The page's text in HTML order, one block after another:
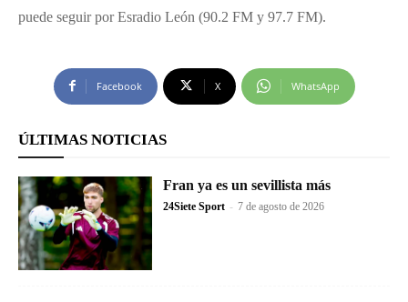
puede seguir por Esradio León (90.2 FM y 97.7 FM).
Facebook X WhatsApp
ÚLTIMAS NOTICIAS
Fran ya es un sevillista más
24Siete Sport - 7 de agosto de 2026